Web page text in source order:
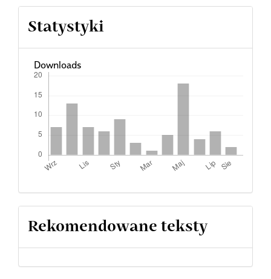
Statystyki
Downloads
Rekomendowane teksty